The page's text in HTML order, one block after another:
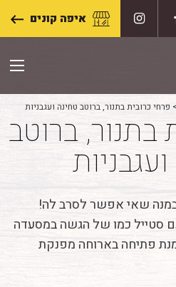
איפה קונים
> פרחי כרובית בתנור, ברוטב טחינה ועגבניות
בתנור, ברוטב
במנה שאי אפשר לסרב לה!
סטייל כמו של הגשה במסעדה
פתיחה בארוחה מפנקת